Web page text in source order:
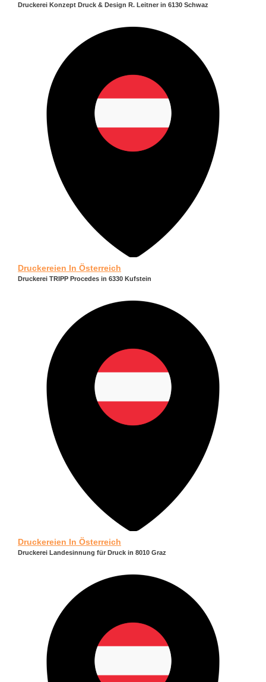
Druckerei Konzept Druck & Design R. Leitner in 6130 Schwaz
Druckereien In Österreich
Druckerei TRIPP Procedes in 6330 Kufstein
Druckereien In Österreich
Druckerei Landesinnung für Druck in 8010 Graz